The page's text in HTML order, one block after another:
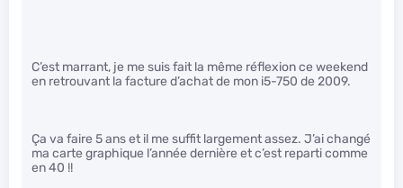
C’est marrant, je me suis fait la même réflexion ce weekend
en retrouvant la facture d’achat de mon i5-750 de 2009.
Ça va faire 5 ans et il me suffit largement assez. J’ai changé
ma carte graphique l’année dernière et c’est reparti comme
en 40 !!